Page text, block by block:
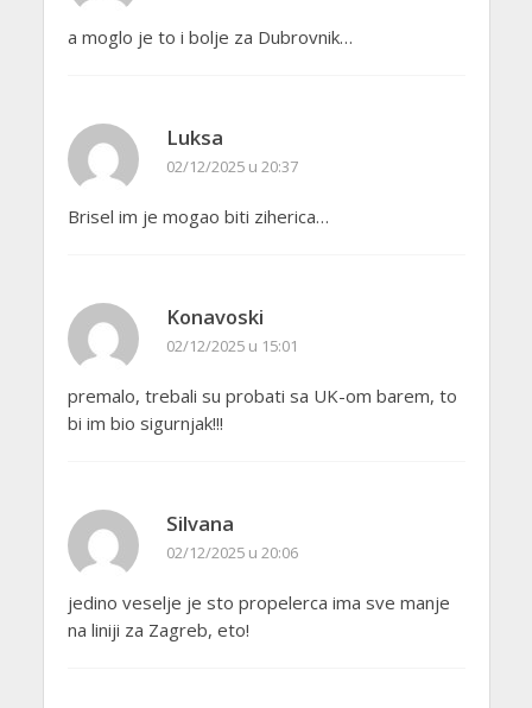
a moglo je to i bolje za Dubrovnik…
Luksa
02/12/2025 u 20:37
Brisel im je mogao biti ziherica…
Konavoski
02/12/2025 u 15:01
premalo, trebali su probati sa UK-om barem, to
bi im bio sigurnjak!!!
Silvana
02/12/2025 u 20:06
jedino veselje je sto propelerca ima sve manje
na liniji za Zagreb, eto!